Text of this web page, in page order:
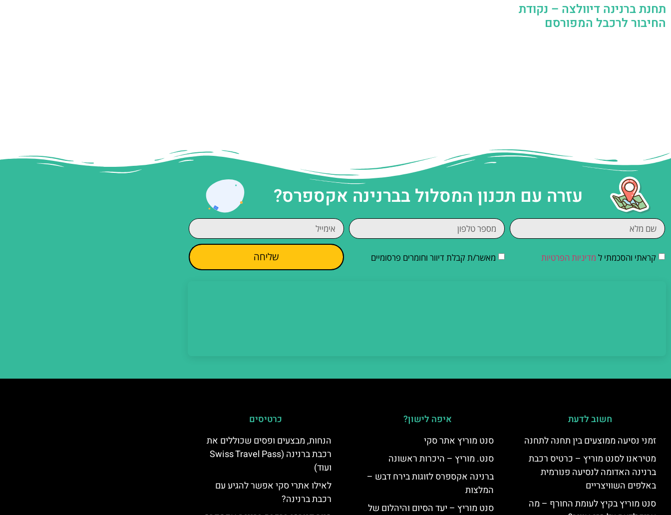
תחנת ברנינה דיוולצה – נקודת
החיבור לרכבל המפורסם
עזרה עם תכנון המסלול בברנינה אקספרס?
קראתי והסכמתי ל מדיניות הפרטיות מאשר/ת קבלת דיוור וחומרים פרסומיים שליחה
חשוב לדעת
זמני נסיעה ממוצעים בין תחנה לתחנה
מטיראנו לסנט מוריץ – כרטיס רכבת
ברנינה האדומה לנסיעה פנורמית
באלפים השוויצריים
סנט מוריץ בקיץ לעומת החורף – מה
איפה לישון?
סנט מוריץ אתר סקי
סנט. מוריץ – היכרות ראשונה
ברנינה אקספרס לזוגות בירח דבש –
המלצות
סנט מוריץ – יעד הסיום והיהלום של
כרטיסים
הנחות, מבצעים ופסים שכוללים את
רכבת ברנינה (Swiss Travel Pass
ועוד)
לאילו אתרי סקי אפשר להגיע עם
רכבת ברנינה?